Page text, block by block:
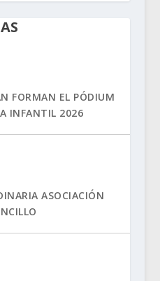
FORMAN EL PÓDIUM
INFANTIL 2026
ASOCIACIÓN